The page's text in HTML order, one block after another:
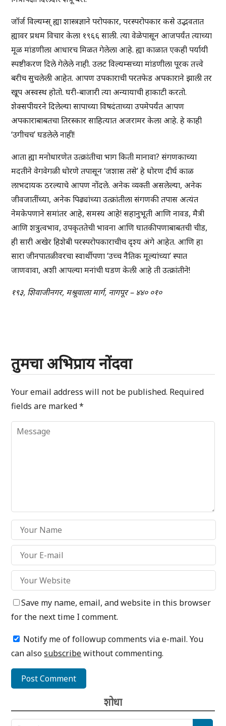
जॉर्ज विल्यम्स् ह्या शास्त्रज्ञाने परोपकार, परस्परोपकार कसे उद्भवतात
ह्यावर प्रथम विचार केला १९६६ साली. त्या वेळेपासून आजपर्यंत त्याच्या
मूळ मांडणीला आधारच मिळत गेलेला आहे. ह्या काळात एकही पर्यायी
स्पष्टीकरण दिले गेलेले नाही. उलट विल्यम्सच्या मांडणीला पूरक तत्त्वे
बरीच सुचलेली आहेत. आपण उपकाराची परतफेड अपकाराने झाली तर
खूप अस्वस्थ होतो. घरी-बाजारी त्या अन्यायाची हाकाटी करतो.
शेक्सपीयरने दिलेल्या सापाच्या विषदंताच्या उपमेपर्यंत आपण
अपकाराबाबतचा तिरस्कार साहित्यात अजरामर केला आहे. हे काही
‘उगीचच’ घडलेले नाही!
आता ह्या मनोधारणेत उत्क्रांतीचा भाग किती मानावा? संगणकाच्या
मदतीने वेगवेगळी धोरणे तपासून ‘जशास तसे’ हे धोरण दीर्घ काळ
लाभदायक ठरल्याचे आपण नोंदले. अनेक व्यक्ती असलेल्या, अनेक
जीवजातींच्या, अनेक पिढ्यांच्या उत्क्रांतीला संगणकी तपास अत्यंत
नेमकेपणाने समांतर आहे, समस्य आहे! सहानुभूती आणि नावड, मैत्री
आणि शत्रुत्वभाव, उपकृततेची भावना आणि घातकीपणाबाबतची चीड,
ही सारी अखेर हिशेबी परस्परोपकाराचीच दृश्य अंगे आहेत. आणि हा
सारा जीनपातळीवरचा स्वार्थीपणा ‘उच्च नैतिक मूल्यांच्या’ स्पात
जाणवावा, अशी आपल्या मनांची घडण केली आहे ती उत्क्रांतीने!
१९३, शिवाजीनगर, मश्रूवाला मार्ग, नागपूर – ४४० ०१०
तुमचा अभिप्राय नोंदवा
Your email address will not be published. Required
fields are marked*
Save my name, email, and website in this browser
for the next time I comment.
Notify me of followup comments via e-mail. You
can alsosubscribewithout commenting.
शोधा